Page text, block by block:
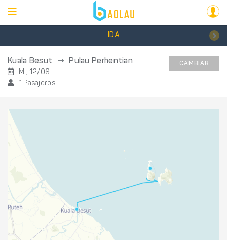
IDA
Kuala Besut Pulau Perhentian
Mi, 12/08
1 Pasajeros
CAMBIAR